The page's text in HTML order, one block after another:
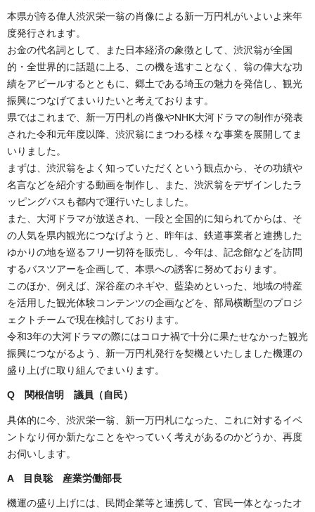
本県が誇る偉人渋沢栄一翁の肖像による新一万円札がいよいよ来年
度発行されます。
お金の代名詞として、また日本経済の象徴として、渋沢翁が全国
的・全世界的に話題に上る、この機を逃すことなく、翁の偉大な功
績をアピールするとともに、郷土である埼玉の魅力を発信し、観光
振興につなげてまいりたいと考えております。
県ではこれまで、新一万円札の肖像やNHK大河ドラマの制作が発表
された令和元年度以降、渋沢翁にまつわる様々な事業を展開してま
いりました。
まずは、渋沢翁をよく知っていただくという観点から、その功績や
名言などを紹介する動画を制作し、また、渋沢翁をデザインしたラ
ッピングバスも都内で運行いたしました。
また、大河ドラマが放送され、一段と全国的に知られてからは、そ
の人気を県内観光につなげようと、昨年は、鉄道事業者と連携した
ゆかりの地を巡るフリー切符を販売し、今年は、記念館などを訪問
するバスツアーを企画して、本県への誘客に努めております。
このほか、例えば、深谷産のネギや、藍染めといった、地域の特産
を活用した観光体験コンテンツの企画などを、部局横断型のプロジ
ェクトチームで現在検討しております。
令和3年の大河ドラマの際にはコロナ禍で十分に果たせなかった観光
振興につながるよう、新一万円札発行を契機といたしました機運の
盛り上げに取り組んでまいります。
Q 関根信明 議員（自民）
具体的に今、渋沢栄一翁、新一万円札になった、これに対するイベ
ントなり何か新たなことをやっていく考えがあるのかどうか、再度
お伺いします。
A 目良聡 産業労働部長
機運の盛り上げには、民間企業等と連携して、官民一体となったオ